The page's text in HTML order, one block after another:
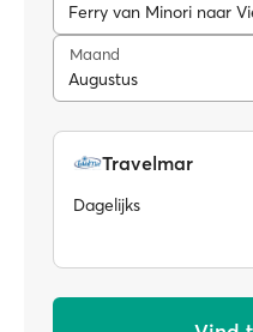
Ferry van Minori naar
Maand
Augustus
Travelmar
Dagelijks